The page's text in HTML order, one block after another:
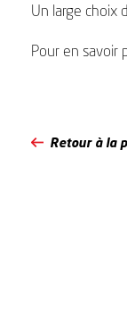
Un large choix
Pour en savoir
Retour à la